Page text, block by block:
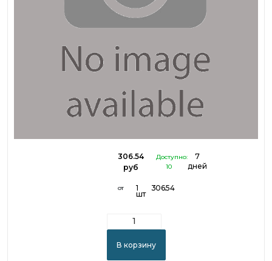
306.54
руб
Доступно:
10
7
дней
от 1
шт
306.54
В корзину